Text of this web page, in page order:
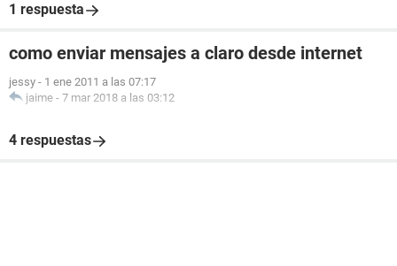
1 respuesta
como enviar mensajes a claro desde internet
jessy - 1 ene 2011 a las 07:17
jaime - 7 mar 2018 a las 03:12
4 respuestas